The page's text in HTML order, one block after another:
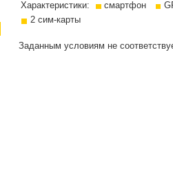
Характеристики:
смартфон
2 сим-карты
Заданным условиям не